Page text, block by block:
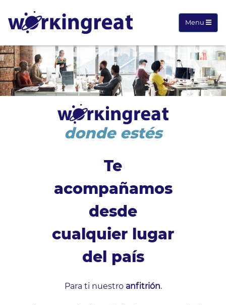
Menu
donde estés
Te
acompañamos
desde
cualquier lugar
del país
Para ti nuestro anfitrión.